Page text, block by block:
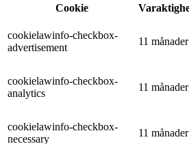
Cookie
cookielawinfo-checkbox-
advertisement
11 månader
cookielawinfo-checkbox-
analytics
11 månader
cookielawinfo-checkbox-
necessary
11 månader